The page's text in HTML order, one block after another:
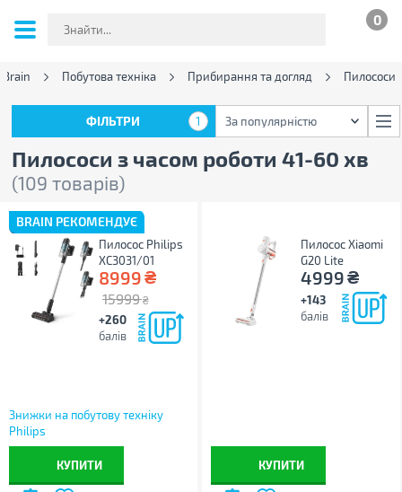
0
Brain Побутова техніка Прибирання та догляд Пилососи
Пилососи з часом роботи 41-60 хв
(109 товарів)
ФІЛЬТРИ 1 За популярністю
BRAIN РЕКОМЕНДУЄ
Пилосос Philips
XC3031/01
8999₴
15999 ₴
+260
балів
Знижки на побутову техніку
Philips
КУПИТИ
Пилосос Xiaomi
G20 Lite
4999₴
+143
балів
КУПИТИ
ФІЛЬТРИ 1 За популярністю